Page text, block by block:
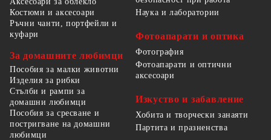
Костюми и аксесоари
Ръчни чанти, портфейли и
куфари
За домашните любимци
Пособия за малки животни
Изделия за рибки
Стълби и рампи за
домашни любимци
Пособия за сресване и
постригване на домашни
любимци
Наука и лаборатории
Фотоапарати и оптика
Фотография
Фотоапарати и оптични
аксесоари
Изкуство и забавление
Хобита и творчески занаяти
Партита и празненства